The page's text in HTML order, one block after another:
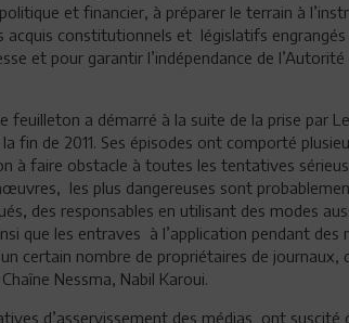
et financier, à préparer le terrain à
constitutionnels et législatifs engrangés
et pour garantir l’indépendance de
feuilleton a démarré à la suite de la prise par
fin de 2011. Ses épisodes ont comporté
à faire obstacle à toutes les tentatives
les plus dangereuses sont
des responsables en utilisant des modes
que les entraves à l’application pendant des
certain nombre de propriétaires de
Nessma, Nabil Karoui.
d’asservissement des médias ont